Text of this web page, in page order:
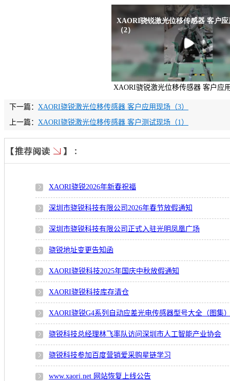
XAORI骁锐激光位移传感器 客户应
下一篇： XAORI骁锐激光位移传感器 客户应用现场（3）
上一篇： XAORI骁锐激光位移传感器 客户测试现场（1）
XAORI骁锐2026年新春祝福
深圳市骁锐科技有限公司2026年春节放假通知
深圳市骁锐科技有限公司正式入驻光明凤凰广场
骁锐地址变更告知函
XAORI骁锐科技2025年国庆中秋放假通知
XAORI骁锐科技库存清仓
XAORI骁锐G4系列自动应差光电传感器型号大全（图集
骁锐科技总经理林飞率队访问深圳市人工智能产业协会
骁锐科技参加百度营销爱采购星链学习
www.xaori.net 网站恢复上线公告